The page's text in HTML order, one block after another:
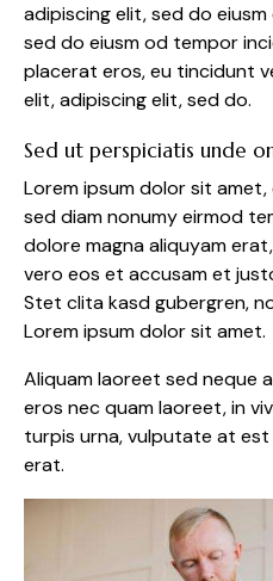
adipiscing elit, sed do
sed do eiusm od tempor
placerat eros, eu tincidunt
elit, adipiscing elit, sed do.
Sed ut perspiciatis unde
Lorem ipsum dolor sit
sed diam nonumy eirmod
dolore magna aliquyam
vero eos et accusam et
Stet clita kasd gubergren,
Lorem ipsum dolor sit amet.
Aliquam laoreet sed neque
eros nec quam laoreet, in
turpis urna, vulputate at
erat.